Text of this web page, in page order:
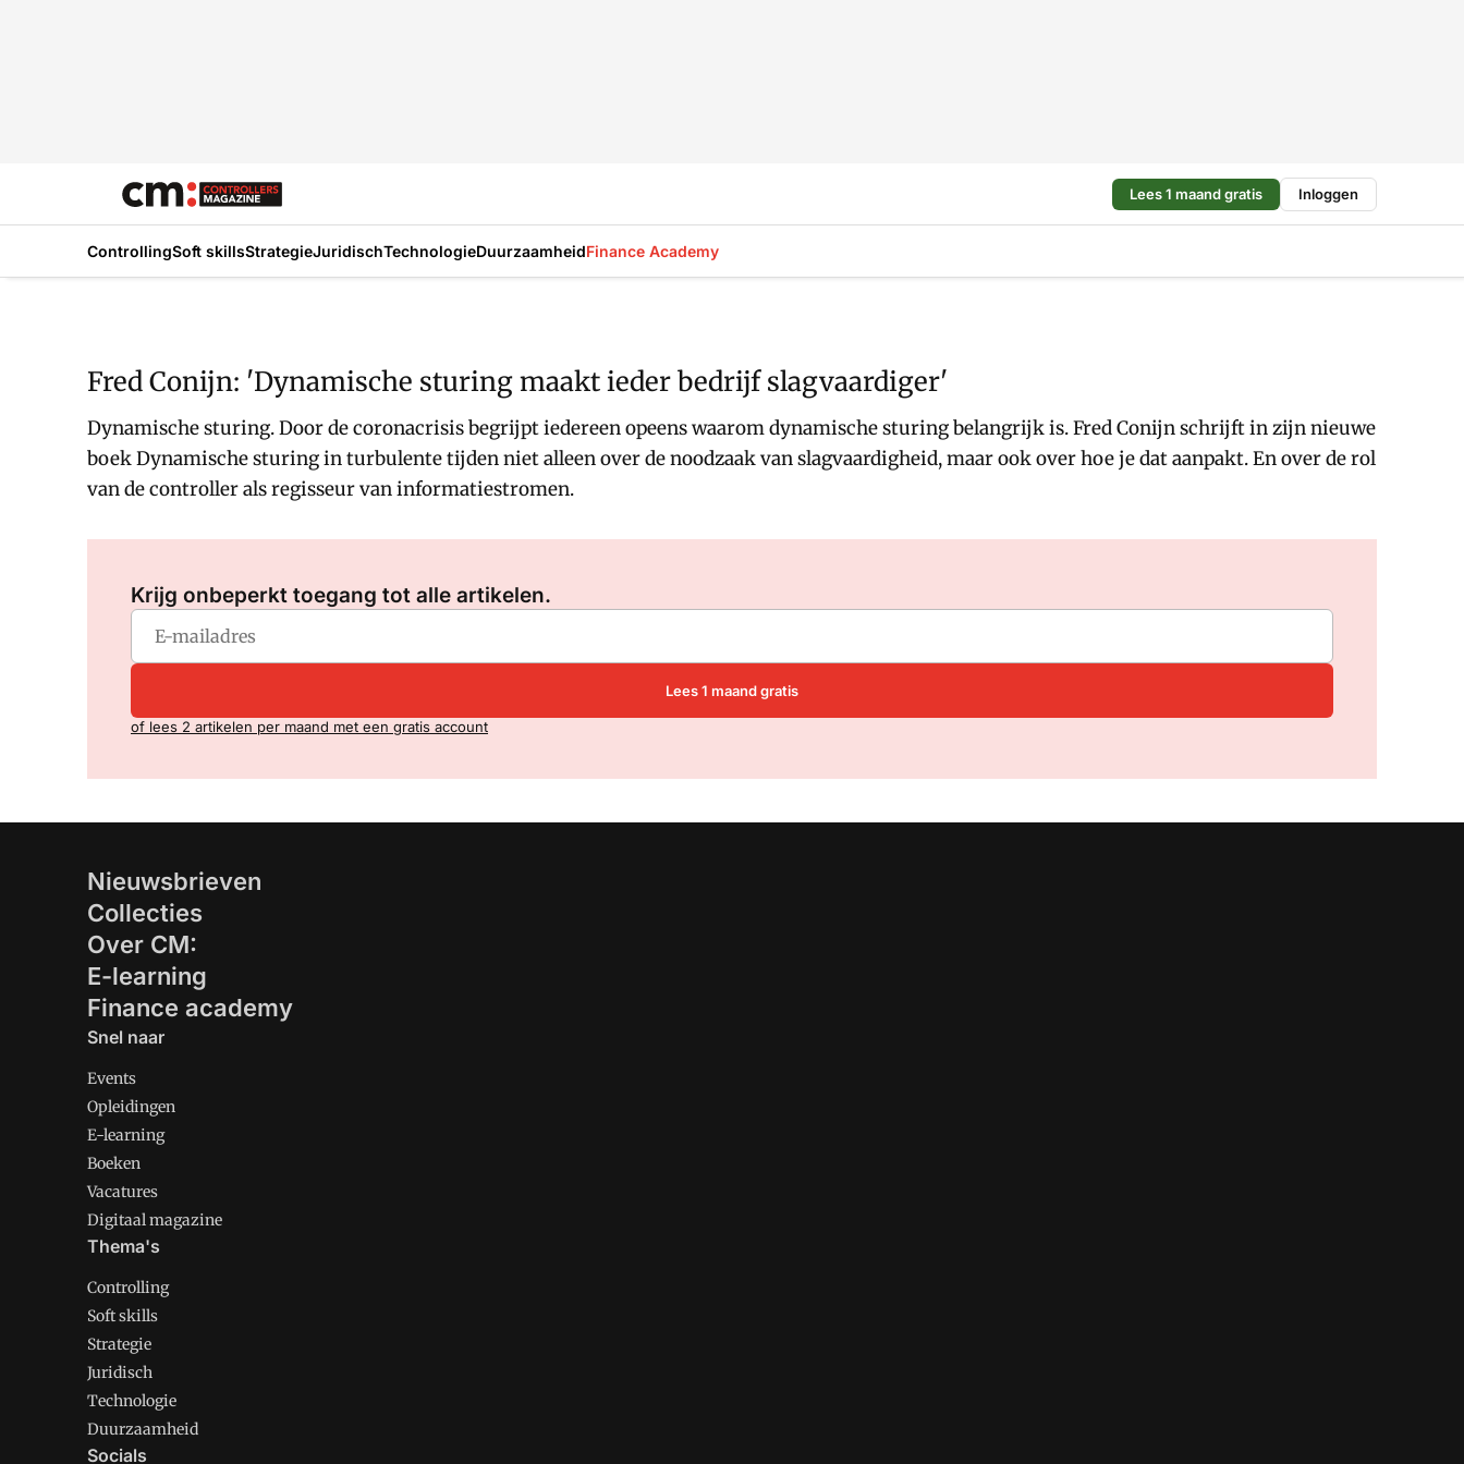
Lees 1 maand gratis Inloggen
ControllingSoft skillsStrategieJuridischTechnologieDuurzaamheidFinance Academy
Fred Conijn: 'Dynamische sturing maakt ieder bedrijf slagvaardiger'
Dynamische sturing. Door de coronacrisis begrijpt iedereen opeens waarom dynamische sturing belangrijk is. Fred Conijn schrijft in zijn nieuwe
boek Dynamische sturing in turbulente tijden niet alleen over de noodzaak van slagvaardigheid, maar ook over hoe je dat aanpakt. En over de rol
van de controller als regisseur van informatiestromen.
Krijg onbeperkt toegang tot alle artikelen.
Lees 1 maand gratis
of lees 2 artikelen per maand met een gratis account
Nieuwsbrieven
Collecties
Over CM:
E-learning
Finance academy
Snel naar
Events
Opleidingen
E-learning
Boeken
Vacatures
Digitaal magazine
Thema's
Controlling
Soft skills
Strategie
Juridisch
Technologie
Duurzaamheid
Socials